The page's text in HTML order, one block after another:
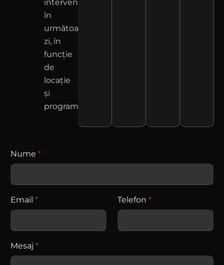
intervenim
în
următoarea
zi, în
funcție
de
locație
și
program.
Nume *
Email * Telefon *
Mesaj *